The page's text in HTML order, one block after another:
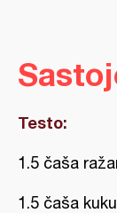
Testo:
1.5 čaša
1.5 čaša